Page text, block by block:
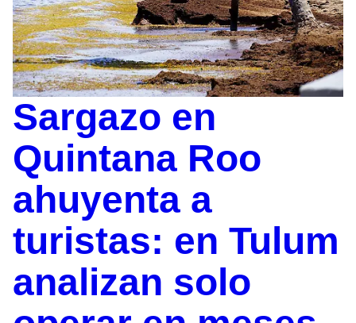
Sargazo en
Quintana Roo
ahuyenta a
turistas: en Tulum
analizan solo